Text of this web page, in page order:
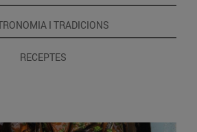
I TRADICIONS
RECEPTES